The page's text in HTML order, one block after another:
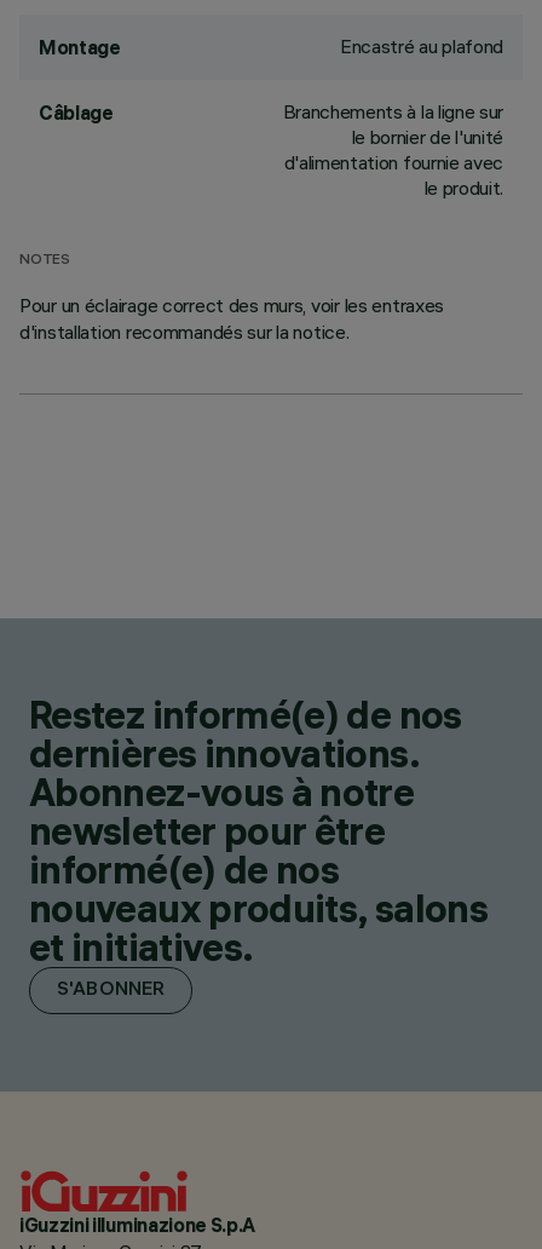
Montage Encastré au plafond
Câblage
Branchements à la ligne sur
le bornier de l'unité
d'alimentation fournie avec
le produit.
NOTES
Pour un éclairage correct des murs, voir les entraxes
d'installation recommandés sur la notice.
Restez informé(e) de nos
dernières innovations.
Abonnez-vous à notre
newsletter pour être
informé(e) de nos
nouveaux produits, salons
et initiatives.
S'ABONNER
iGuzzini illuminazione S.p.A